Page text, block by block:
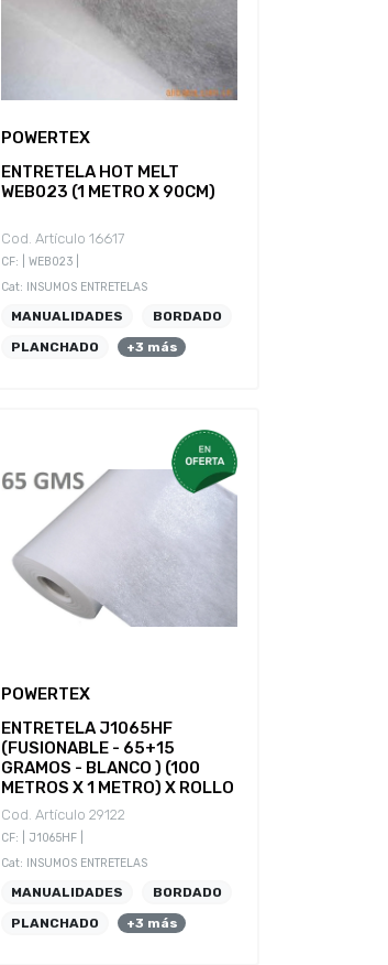
POWERTEX
ENTRETELA HOT MELT
WEB023 (1 METRO X 90CM)
Cod. Artículo 16617
CF: | WEB023 |
Cat: INSUMOS ENTRETELAS
MANUALIDADES
BORDADO
PLANCHADO
+3 más
POWERTEX
ENTRETELA J1065HF
(FUSIONABLE - 65+15
GRAMOS - BLANCO ) (100
METROS X 1 METRO) X ROLLO
Cod. Artículo 29122
CF: | J1065HF |
Cat: INSUMOS ENTRETELAS
MANUALIDADES
BORDADO
PLANCHADO
+3 más